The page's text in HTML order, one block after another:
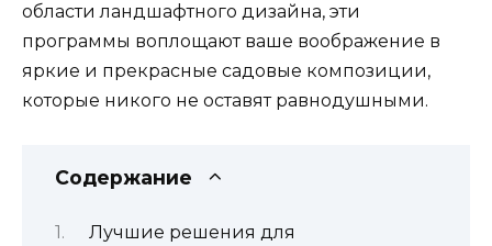
области ландшафтного дизайна, эти
программы воплощают ваше воображение в
яркие и прекрасные садовые композиции,
которые никого не оставят равнодушными.
Содержание
Лучшие решения для